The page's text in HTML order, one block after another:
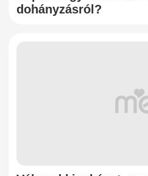
dohányzásról?